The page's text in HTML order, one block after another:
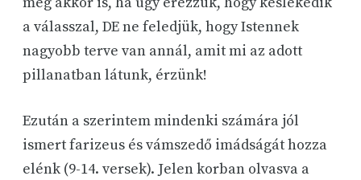
a válasszal, DE ne feledjük, hogy Istennek
nagyobb terve van annál, amit mi az adott
pillanatban látunk, érzünk!
Ezután a szerintem mindenki számára jól
ismert farizeus és vámszedő imádságát hozza
elénk (9-14. versek). Jelen korban olvasva a